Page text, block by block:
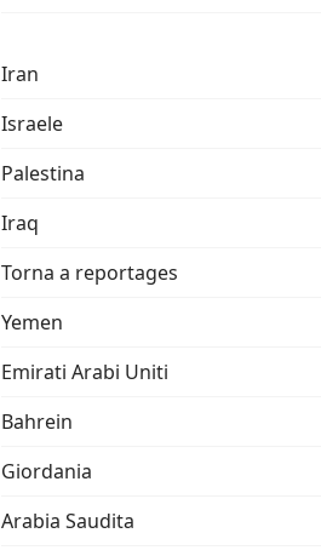
Iran
Israele
Palestina
Iraq
Torna a reportages
Yemen
Emirati Arabi Uniti
Bahrein
Giordania
Arabia Saudita